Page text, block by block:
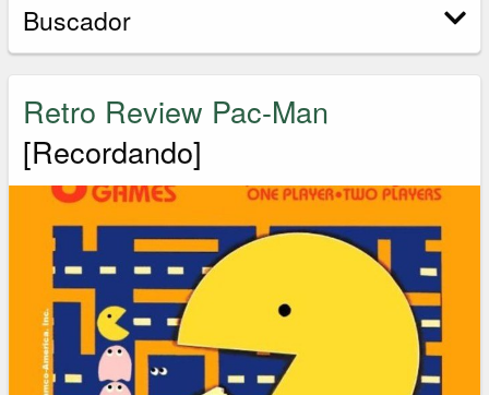
Buscador
Retro Review Pac-Man
[Recordando]